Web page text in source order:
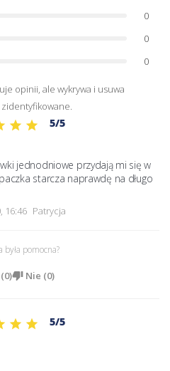
0
0
0
opinii, ale wykrywa i usuwa
zidentyfikowane.
5/5
jednodniowe przydają mi się w
starcza naprawdę na długo
16:46 Patrycja
była pomocna?
0) Nie (0)
5/5